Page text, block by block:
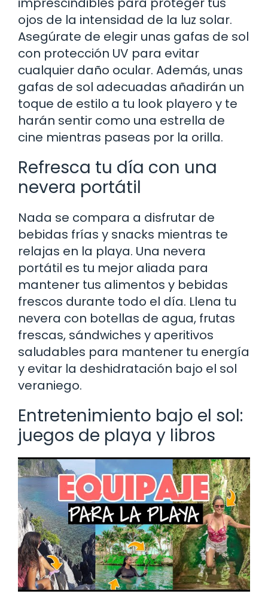
ojos de la intensidad de la luz solar.
Asegúrate de elegir unas gafas de sol
con protección UV para evitar
cualquier daño ocular. Además, unas
gafas de sol adecuadas añadirán un
toque de estilo a tu look playero y te
harán sentir como una estrella de
cine mientras paseas por la orilla.
Refresca tu día con una
nevera portátil
Nada se compara a disfrutar de
bebidas frías y snacks mientras te
relajas en la playa. Una nevera
portátil es tu mejor aliada para
mantener tus alimentos y bebidas
frescos durante todo el día. Llena tu
nevera con botellas de agua, frutas
frescas, sándwiches y aperitivos
saludables para mantener tu energía
y evitar la deshidratación bajo el sol
veraniego.
Entretenimiento bajo el sol:
juegos de playa y libros